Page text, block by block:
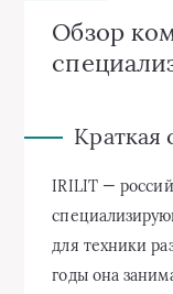
Обзор
Краткая
IRILIT —
для техники
годы она